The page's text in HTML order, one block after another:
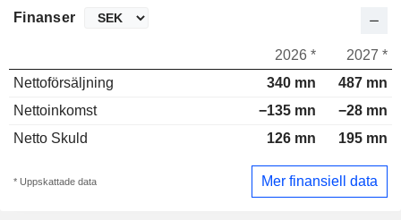
Finanser
2026 *
2027 *
Nettoförsäljning
340 mn
487 mn
Nettoinkomst
−135 mn
−28 mn
Netto Skuld
126 mn 195 mn
* Uppskattade data Mer finansiell data